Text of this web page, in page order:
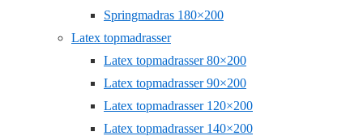
Springmadras 180×200
Latex topmadrasser
Latex topmadrasser 80×200
Latex topmadrasser 90×200
Latex topmadrasser 120×200
Latex topmadrasser 140×200